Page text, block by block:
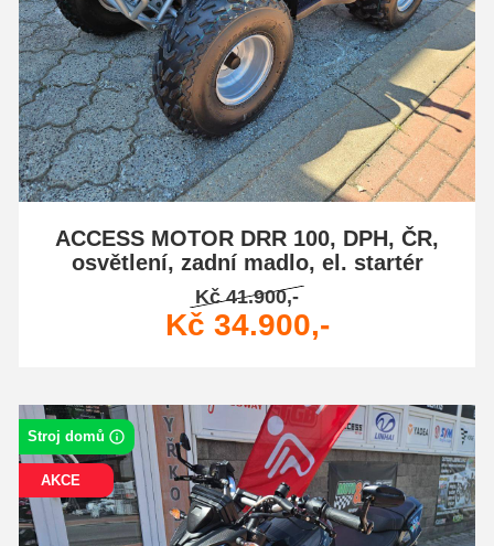
ACCESS MOTOR DRR 100, DPH, ČR,
osvětlení, zadní madlo, el. startér
Kč 41.900,-
Kč 34.900,-
Stroj domů
AKCE